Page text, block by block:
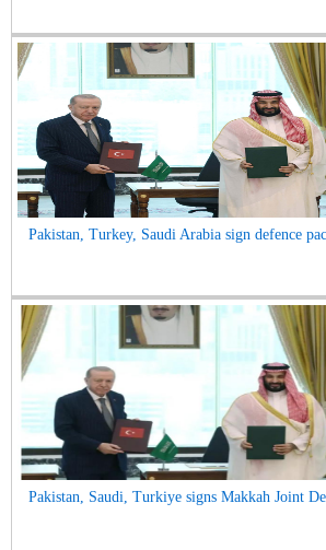
Pakistan, Turkey, Saudi Arabia sign defence
Pakistan, Saudi, Turkiye signs Makkah Joint